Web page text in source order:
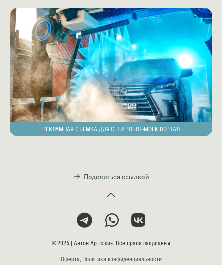
РЕКЛАМНАЯ СЪЁМКА ДЛЯ СЕТИ РОБОТ-МОЕК ПОРТАЛ
Поделиться ссылкой
© 2026 | Антон Артюшин. Все права защищены
Оферта, Политика конфиденциальности